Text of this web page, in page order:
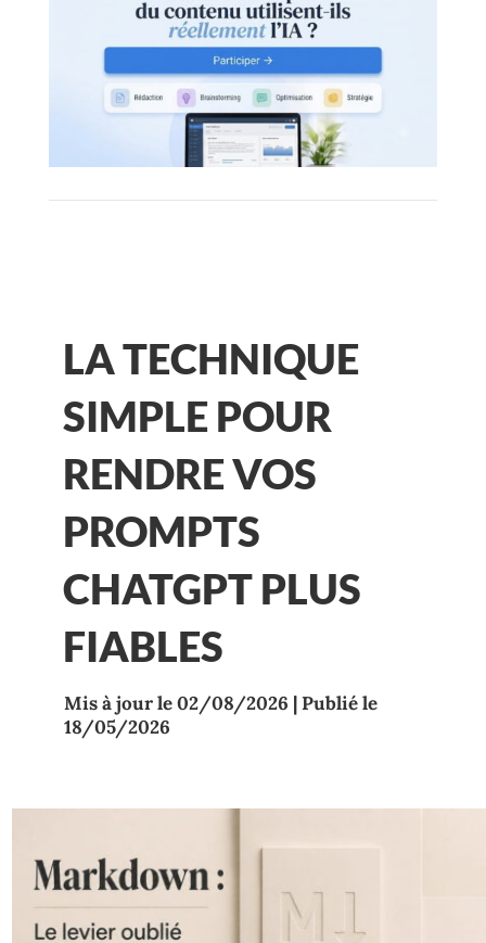
LA TECHNIQUE
SIMPLE POUR
RENDRE VOS
PROMPTS
CHATGPT PLUS
FIABLES
Mis à jour le 02/08/2026 | Publié le
18/05/2026